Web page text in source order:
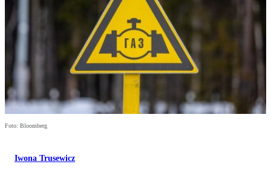
Foto: Bloomberg
Iwona Trusewicz